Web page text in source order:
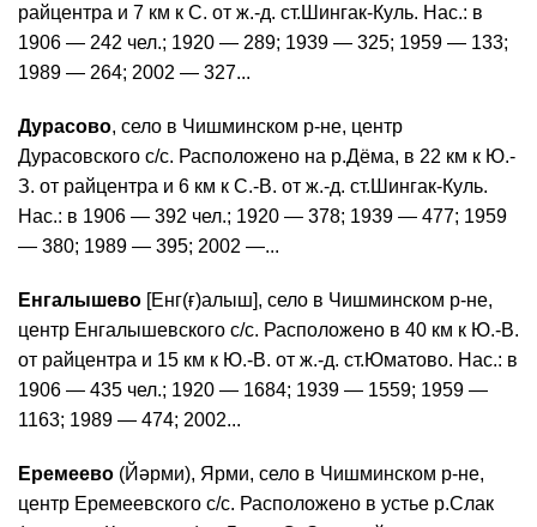
райцентра и 7 км к С. от ж.-д. ст.Шингак-Куль. Нас.: в
1906 — 242 чел.; 1920 — 289; 1939 — 325; 1959 — 133;
1989 — 264; 2002 — 327...
Дурасово, село в Чишминском р-не, центр
Дурасовского с/с. Расположено на р.Дёма, в 22 км к Ю.-
З. от райцентра и 6 км к С.-В. от ж.-д. ст.Шингак-Куль.
Нас.: в 1906 — 392 чел.; 1920 — 378; 1939 — 477; 1959
— 380; 1989 — 395; 2002 —...
Енгалышево [Енг(ғ)алыш], село в Чишминском р-не,
центр Енгалышевского с/с. Расположено в 40 км к Ю.-В.
от райцентра и 15 км к Ю.-В. от ж.-д. ст.Юматово. Нас.: в
1906 — 435 чел.; 1920 — 1684; 1939 — 1559; 1959 —
1163; 1989 — 474; 2002...
Еремеево (Йәрми), Ярми, село в Чишминском р-не,
центр Еремеевского с/с. Расположено в устье р.Слак